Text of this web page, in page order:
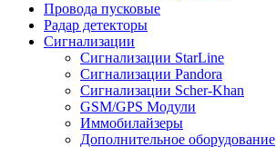
Провода пусковые
Радар детекторы
Сигнализации
Сигнализации StarLine
Сигнализации Pandora
Сигнализации Scher-Khan
GSM/GPS Модули
Иммобилайзеры
Дополнительное оборудование